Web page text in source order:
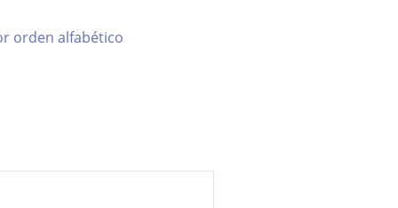
orden alfabético